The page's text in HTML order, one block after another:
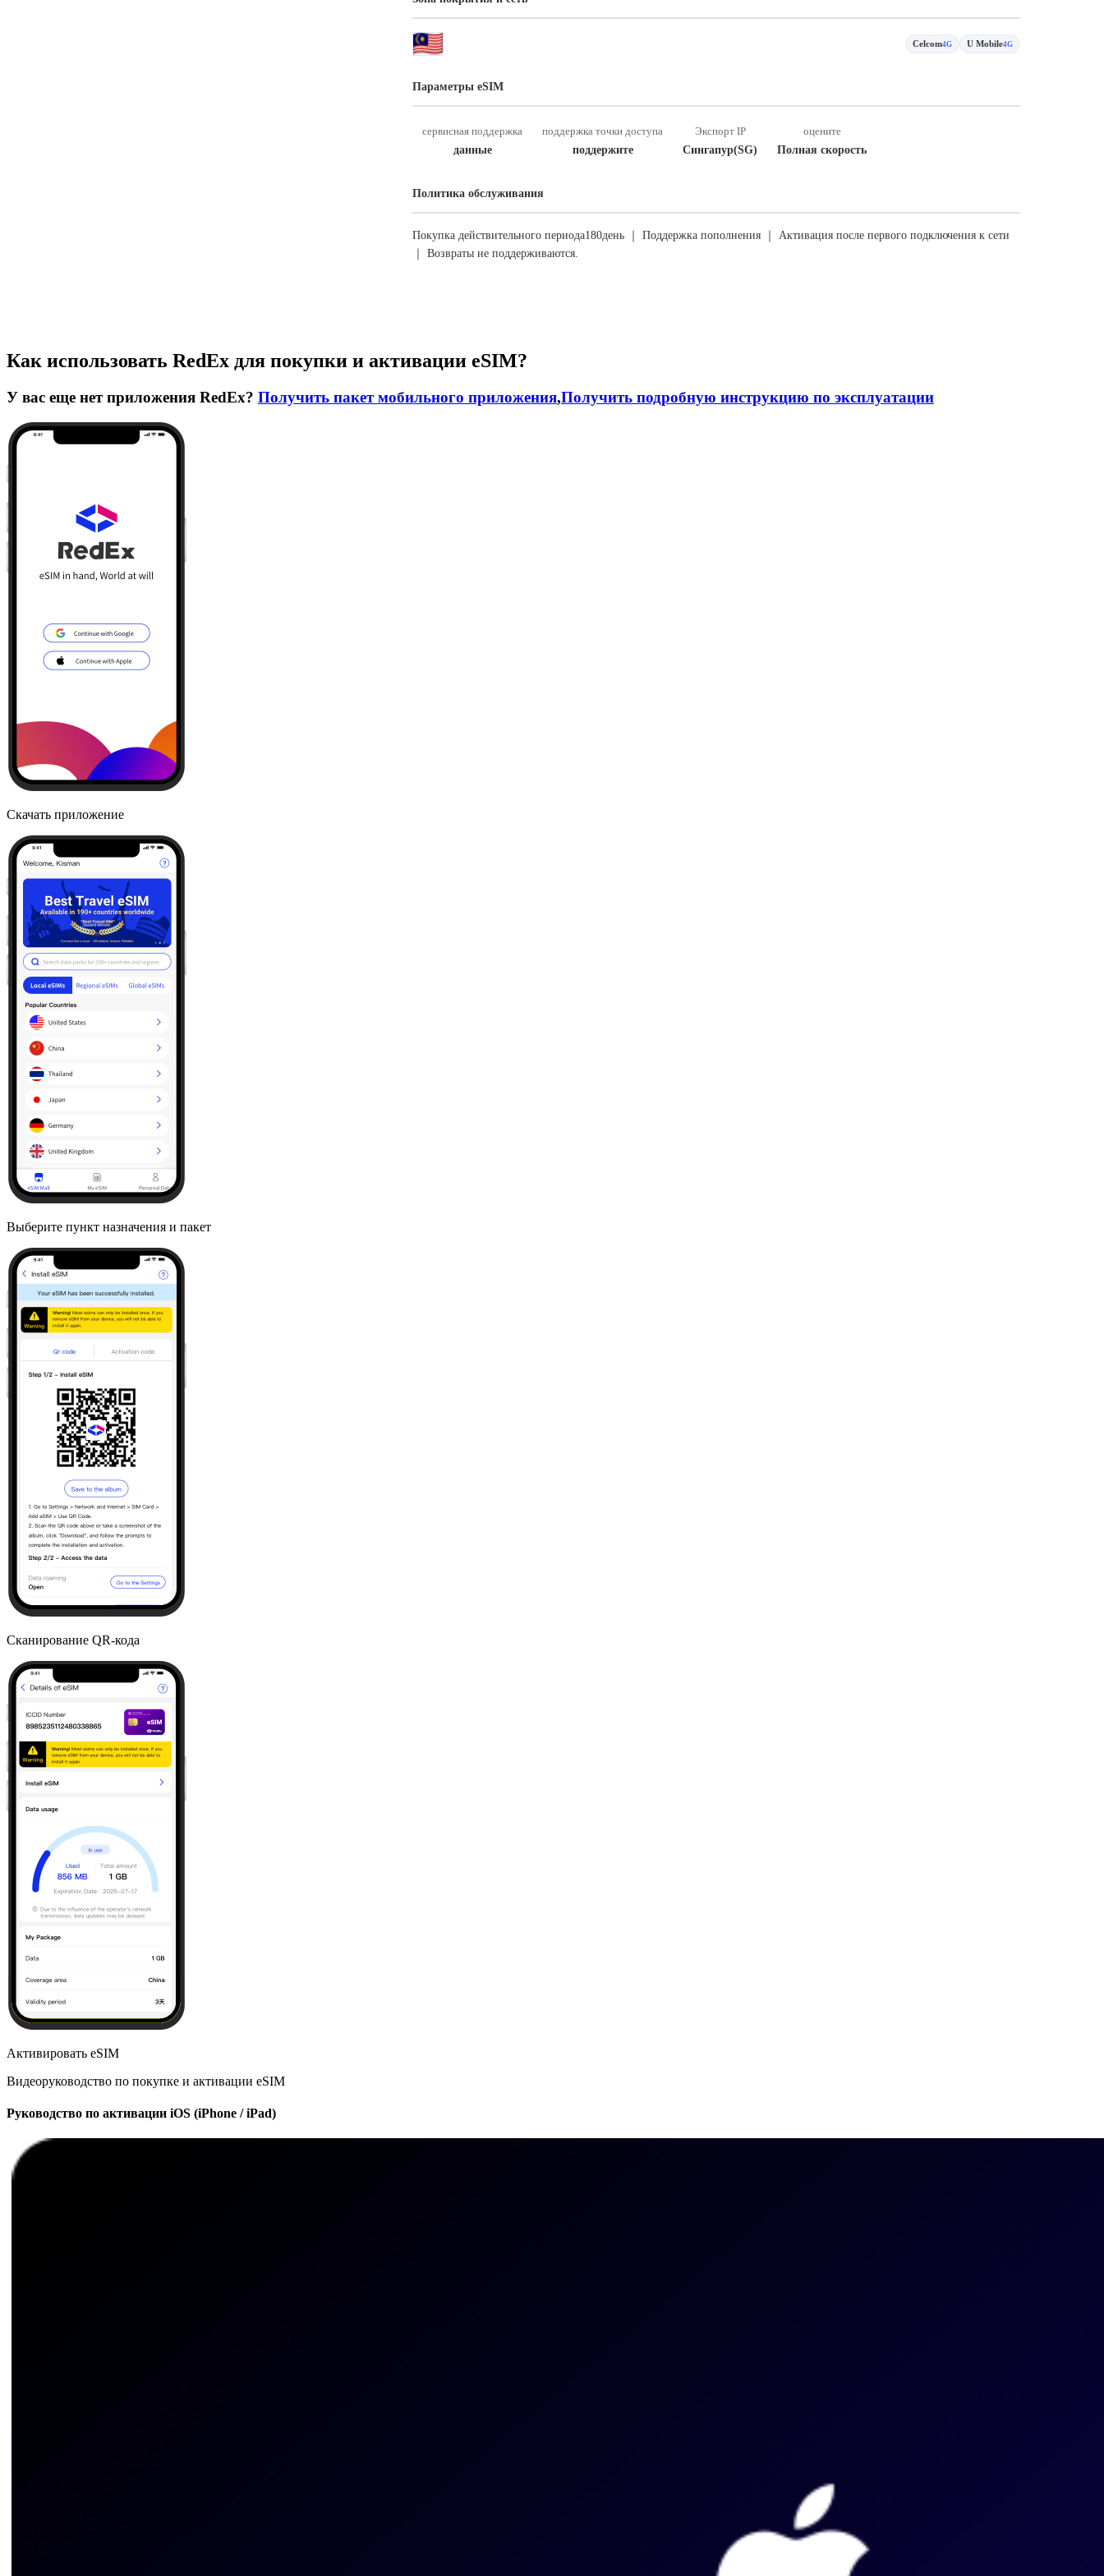
Celcom4G U Mobile4G
Параметры eSIM
сервисная поддержка
данные
поддержка точки доступа
поддержите
Экспорт IP
Сингапур(SG)
оцените
Полная скорость
Политика обслуживания
Покупка действительного периода180день ｜ Поддержка пополнения ｜ Активация после первого подключения к сети
｜ Возвраты не поддерживаются.
Как использовать RedEx для покупки и активации eSIM?
У вас еще нет приложения RedEx? Получить пакет мобильного приложения,Получить подробную инструкцию по эксплуатации
Скачать приложение
Выберите пункт назначения и пакет
Сканирование QR-кода
Активировать eSIM
Видеоруководство по покупке и активации eSIM
Руководство по активации iOS (iPhone / iPad)